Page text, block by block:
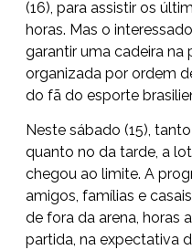
(16), para assistir os
horas. Mas o
garantir uma cadeira na
organizada por ordem
do fã do esporte
Neste sábado (15),
quanto no da tarde, a
chegou ao limite. A
amigos, famílias e
de fora da arena, horas
partida, na expectativa